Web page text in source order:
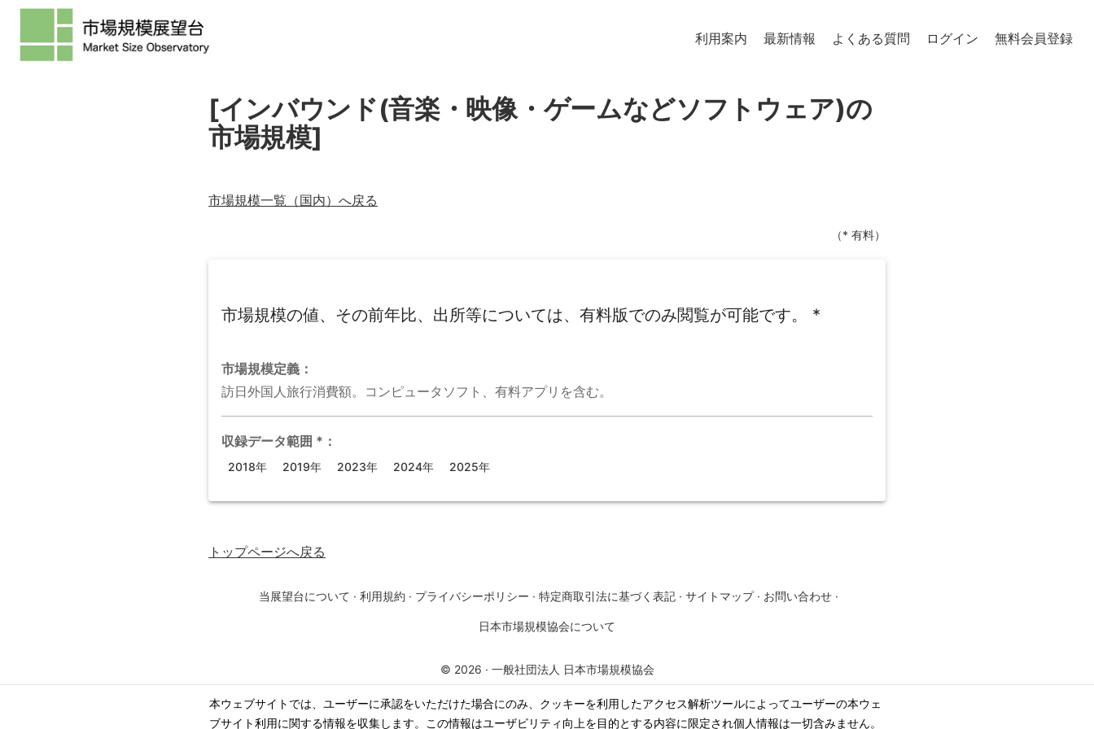
本ウェブサイトでは、ユーザーに承認をいただけた場合にのみ、クッキーを利用したアクセス解析ツールによってユーザーの本ウェ
ブサイト利用に関する情報を収集します。この情報はユーザビリティ向上を目的とする内容に限定され個人情報は一切含みません。
利用案内 最新情報 よくある質問 ログイン 無料会員登録
[インバウンド(音楽・映像・ゲームなどソフトウェア)の
市場規模]
市場規模一覧（国内）へ戻る
（* 有料）
市場規模の値、その前年比、出所等については、有料版でのみ閲覧が可能です。 *
市場規模定義：
訪日外国人旅行消費額。コンピュータソフト、有料アプリを含む。
収録データ範囲 * ：
2018年 2019年 2023年 2024年 2025年
トップページへ戻る
当展望台について · 利用規約 · プライバシーポリシー · 特定商取引法に基づく表記 · サイトマップ · お問い合わせ ·
日本市場規模協会について
© 2026 · 一般社団法人 日本市場規模協会